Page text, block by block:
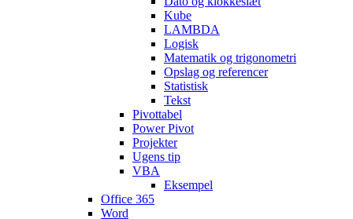
Kube
LAMBDA
Logisk
Matematik og trigonometri
Opslag og referencer
Statistisk
Tekst
Pivottabel
Power Pivot
Projekter
Ugens tip
VBA
Eksempel
Office 365
Word